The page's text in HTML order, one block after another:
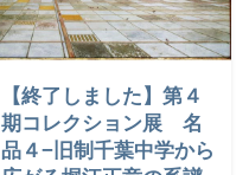
【終了しました】第４
期コレクション展 名
品４−旧制千葉中学から